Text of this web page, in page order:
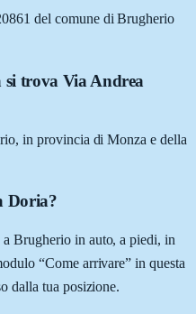
del comune di Brugherio
si trova Via Andrea
in provincia di Monza e della
Doria?
Brugherio in auto, a piedi, in
“Come arrivare” in questa
dalla tua posizione.